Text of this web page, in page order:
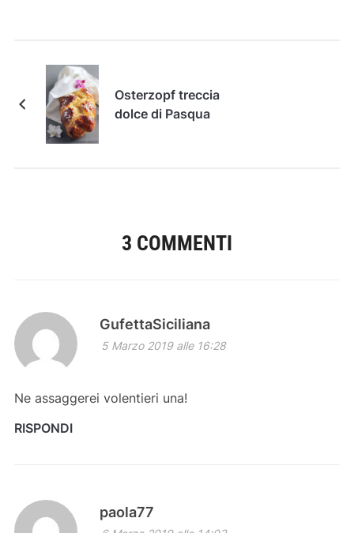
Osterzopf treccia
dolce di Pasqua
3 COMMENTI
GufettaSiciliana
5 Marzo 2019 alle 16:28
Ne assaggerei volentieri una!
RISPONDI
paola77